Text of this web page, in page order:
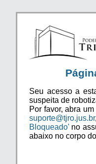
Seu acesso a
suspeita de
Por favor, abra
suporte@tjro.jus.br
Bloqueado' no
abaixo no corpo